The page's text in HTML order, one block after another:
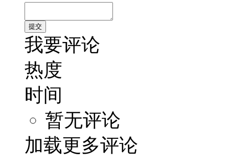
我要评论
热度
时间
暂无评论
加载更多评论